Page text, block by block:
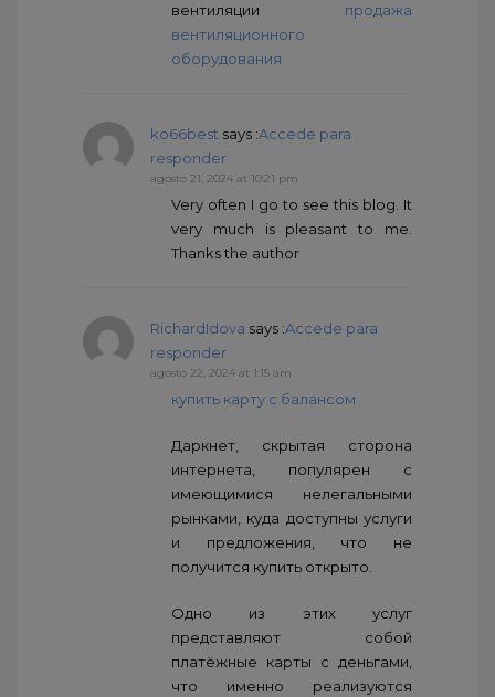
вентиляции продажа
вентиляционного
оборудования
ko66best says :Accede para
responder
agosto 21, 2024 at 10:21 pm
Very often I go to see this blog. It
very much is pleasant to me.
Thanks the author
RichardIdova says :Accede para
responder
agosto 22, 2024 at 1:15 am
купить карту с балансом
Даркнет, скрытая сторона
интернета, популярен с
имеющимися нелегальными
рынками, куда доступны услуги
и предложения, что не
получится купить открыто.
Одно из этих услуг
представляют собой
платёжные карты с деньгами,
что именно реализуются